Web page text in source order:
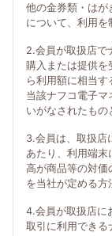
他の金券類・はが
について、利用を
2.会員が取扱店で
購入または提供
ら利用額に相当
当該ナフコ電子
いがなされたもの
3.会員は、取扱店
あたり、利用端
高が商品等の対価
を当社が定める方
4.会員が取扱店に
取引に利用できる